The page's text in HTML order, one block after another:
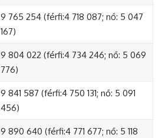
9 765 254 (férfi:4 718 087; nő: 5 047
167)
9 804 022 (férfi:4 734 246; nő: 5 069
776)
9 841 587 (férfi:4 750 131; nő: 5 091
456)
9 890 640 (férfi:4 771 677; nő: 5 118